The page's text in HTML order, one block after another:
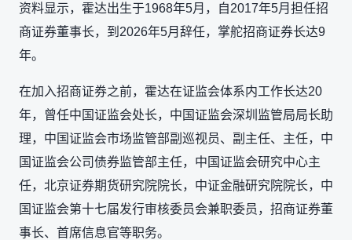
资料显示，霍达出生于1968年5月，自2017年5月担任招
商证券董事长，到2026年5月辞任，掌舵招商证券长达9
年。
在加入招商证券之前，霍达在证监会体系内工作长达20
年，曾任中国证监会处长，中国证监会深圳监管局局长助
理，中国证监会市场监管部副巡视员、副主任、主任，中
国证监会公司债券监管部主任，中国证监会研究中心主
任，北京证券期货研究院院长，中证金融研究院院长，中
国证监会第十七届发行审核委员会兼职委员，招商证券董
事长、首席信息官等职务。